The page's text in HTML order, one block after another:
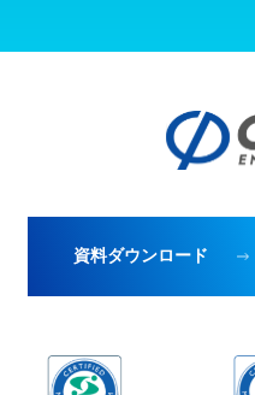
資料ダウンロード